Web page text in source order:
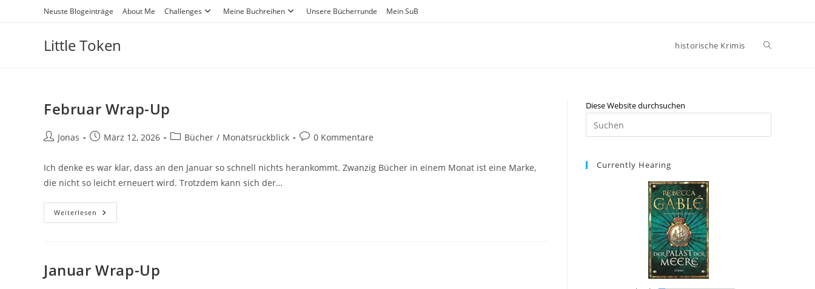
Neuste Blogeinträge About Me Challenges Meine Buchreihen Unsere Bücherrunde Mein SuB
Little Token historische Krimis
Februar Wrap-Up
Jonas März 12, 2026 Bücher / Monatsrückblick 0 Kommentare
Ich denke es war klar, dass an den Januar so schnell nichts herankommt. Zwanzig Bücher in einem Monat ist eine Marke,
die nicht so leicht erneuert wird. Trotzdem kann sich der…
Weiterlesen
Januar Wrap-Up
Diese Website durchsuchen
Currently Hearing